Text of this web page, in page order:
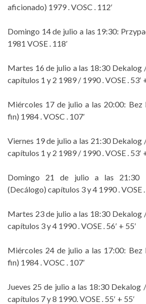
aficionado) 1979 . VOSC . 112′
Domingo 14 de julio a las 19:30:
1981 VOSE . 118′
Martes 16 de julio a las 18:30 Dekalog
capítulos 1 y 2 1989 / 1990 . VOSE . 53′
Miércoles 17 de julio a las 20:00: Bez
fin) 1984 . VOSC . 107′
Viernes 19 de julio a las 21:30 Dekalog
capítulos 1 y 2 1989 / 1990 . VOSE . 53′
Domingo 21 de julio a las 21:30
(Decálogo) capítulos 3 y 4 1990 . VOSE .
Martes 23 de julio a las 18:30 Dekalog
capítulos 3 y 4 1990 . VOSE . 56′ + 55′
Miércoles 24 de julio a las 17:00: Bez
fin) 1984 . VOSC . 107′
Jueves 25 de julio a las 18:30 Dekalog
capítulos 7 y 8 1990. VOSE . 55′ + 55′